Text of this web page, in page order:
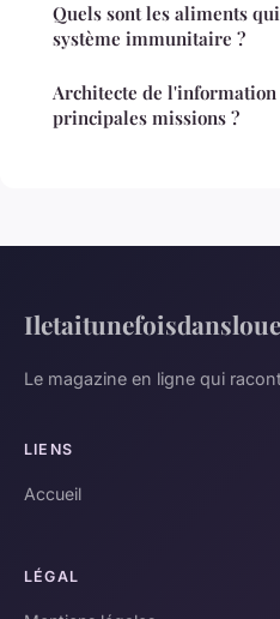
Quels sont les aliments
système immunitaire ?
Architecte de l'information
principales missions ?
Le magazine en ligne qui
LIENS
Accueil
LÉGAL